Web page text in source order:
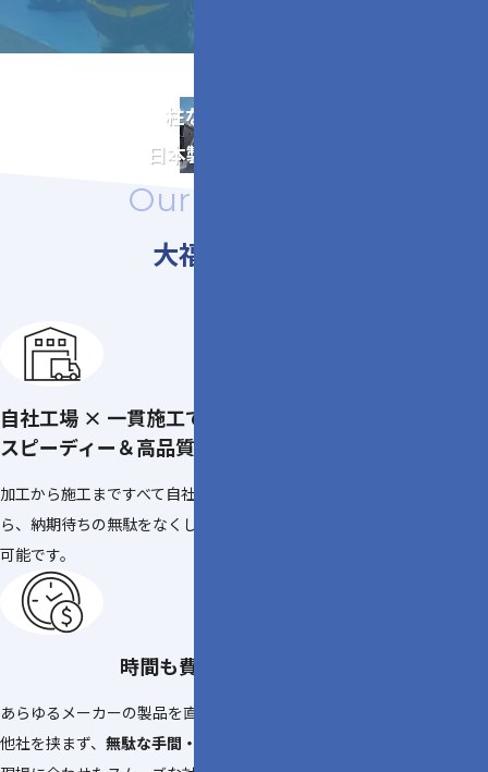
柱なしの大空間。
日本製アーチ形状建築
Our Strengths
大福工業の強み
自社工場 × 一貫施工で、
スピーディー＆高品質
加工から施工まですべて自社で対応できる体制が整っているか
ら、納期待ちの無駄をなくし、スピーディーで高精度な施工が
可能です。
時間も費用もムダなし
あらゆるメーカーの製品を直接調達できます。
他社を挟まず、 無駄な手間・時間・コストを削減。